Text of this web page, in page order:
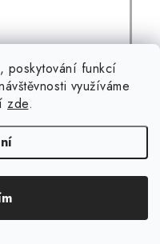
poskytování funkcí
využíváme
zde.